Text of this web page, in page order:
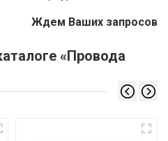
Ждем Ваших запросов
«Провода